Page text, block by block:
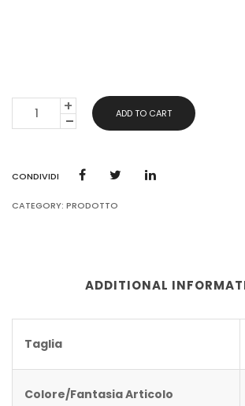
MARE
QUANTITY
ADD TO CART
CONDIVIDI
CATEGORY: PRODOTTO
ADDITIONAL
Taglia
Colore/Fantasia Articolo